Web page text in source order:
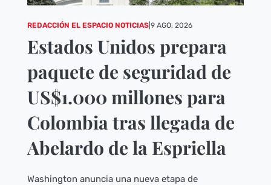
REDACCIÓN EL ESPACIO NOTICIAS| 9 AGO, 2026
Estados Unidos prepara
paquete de seguridad de
US$1.000 millones para
Colombia tras llegada de
Abelardo de la Espriella
Washington anuncia una nueva etapa de